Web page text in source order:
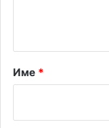
р
Име *